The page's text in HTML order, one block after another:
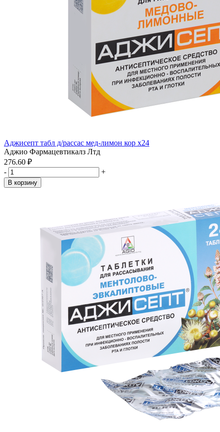
Аджисепт табл д/рассас мед-лимон кор x24
Аджио Фармацевтикалз Лтд
276.60 ₽
-
+
В корзину